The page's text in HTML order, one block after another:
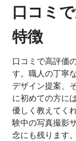
口コミ
特徴
口コミで高評価
す。職人の丁寧
デザイン提案、
に初めての方に
優しく教えてく
験中の写真撮影
念にも残ります。